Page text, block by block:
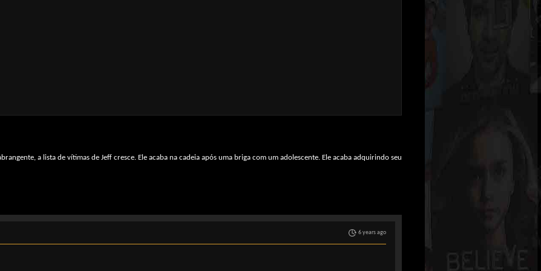
a lista de vítimas de Jeff cresce. Ele acaba na cadeia após uma briga com um adolescente. Ele acaba adquirindo seu
6 years ago